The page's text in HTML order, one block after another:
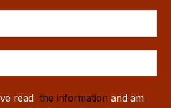
read the information and am